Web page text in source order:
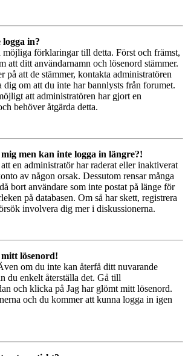
in?
förklaringar till detta. Först och främst,
att ditt användarnamn och lösenord stämmer.
på att de stämmer, kontakta administratören
dig om att du inte har bannlysts från forumet.
att administratören har gjort en
behöver åtgärda detta.
men kan inte logga in längre?!
en administratör har raderat eller inaktiverat
av någon orsak. Dessutom rensar många
bort användare som inte postat på länge för
på databasen. Om så har skett, registrera
involvera dig mer i diskussionerna.
lösenord!
om du inte kan återfå ditt nuvarande
du enkelt återställa det. Gå till
och klicka på Jag har glömt mitt lösenord.
och du kommer att kunna logga in igen